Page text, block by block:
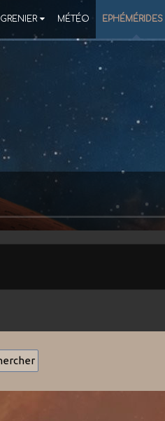
GRENIER MÉTÉO EPHÉMÉRIDES